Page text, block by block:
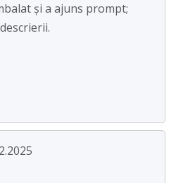
și a ajuns prompt;